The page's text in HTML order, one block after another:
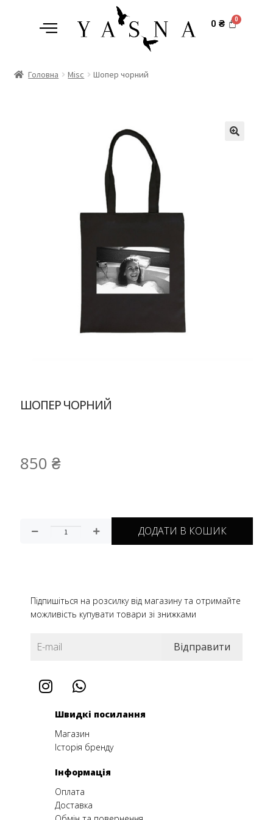
0 ₴
Головна Misc Шопер чорний
ШОПЕР ЧОРНИЙ
850 ₴
ДОДАТИ В КОШИК
Підпишіться на розсилку від магазину та отримайте
можливість купувати товари зі знижками
Швидкі посилання
Магазин
Історія бренду
Інформація
Оплата
Доставка